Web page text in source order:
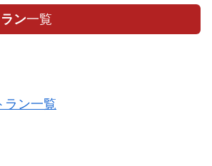
ン一覧
ラン一覧